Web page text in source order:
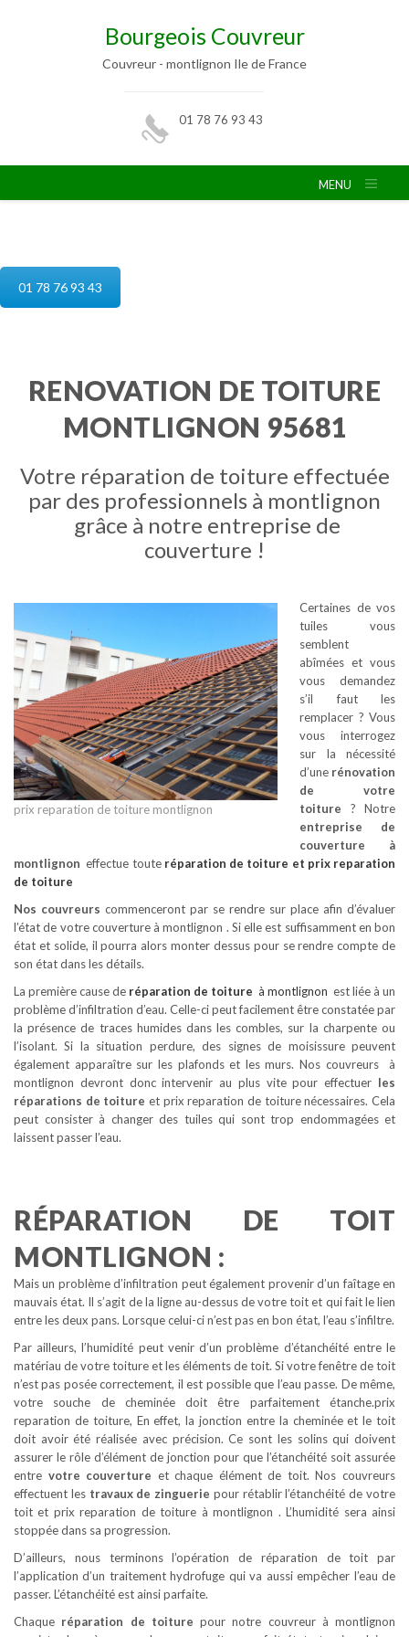
Bourgeois Couvreur
Couvreur - montlignon Ile de France
01 78 76 93 43
MENU
01 78 76 93 43
RENOVATION DE TOITURE
MONTLIGNON 95681
Votre réparation de toiture effectuée
par des professionnels à montlignon
grâce à notre entreprise de
couverture !
prix reparation de toiture montlignon
Certaines de vos
tuiles vous
semblent
abîmées et vous
vous demandez
s’il faut les
remplacer ? Vous
vous interrogez
sur la nécessité
d’une rénovation
de votre
toiture ? Notre
entreprise de
couverture à
montlignoneffectue toute réparation de toiture et prix reparation
de toiture
Nos couvreurs commenceront par se rendre sur place afin d’évaluer
l’état de votre couverture à montlignon . Si elle est suffisamment en bon
état et solide, il pourra alors monter dessus pour se rendre compte de
son état dans les détails.
La première cause de réparation de toiture à montlignon est liée à un
problème d’infiltration d’eau. Celle-ci peut facilement être constatée par
la présence de traces humides dans les combles, sur la charpente ou
l’isolant. Si la situation perdure, des signes de moisissure peuvent
également apparaître sur les plafonds et les murs. Nos couvreurs à
montlignon devront donc intervenir au plus vite pour effectuer les
réparations de toiture et prix reparation de toiture nécessaires. Cela
peut consister à changer des tuiles qui sont trop endommagées et
laissent passer l’eau.
RÉPARATION DE TOIT
MONTLIGNON :
Mais un problème d’infiltration peut également provenir d’un faîtage en
mauvais état. Il s’agit de la ligne au-dessus de votre toit et qui fait le lien
entre les deux pans. Lorsque celui-ci n’est pas en bon état, l’eau s’infiltre.
Par ailleurs, l’humidité peut venir d’un problème d’étanchéité entre le
matériau de votre toiture et les éléments de toit. Si votre fenêtre de toit
n’est pas posée correctement, il est possible que l’eau passe. De même,
votre souche de cheminée doit être parfaitement étanche.prix
reparation de toiture, En effet, la jonction entre la cheminée et le toit
doit avoir été réalisée avec précision. Ce sont les solins qui doivent
assurer le rôle d’élément de jonction pour que l’étanchéité soit assurée
entre votre couverture et chaque élément de toit. Nos couvreurs
effectuent lestravaux de zinguerie pour rétablir l’étanchéité de votre
toit et prix reparation de toiture à montlignon . L’humidité sera ainsi
stoppée dans sa progression.
D’ailleurs, nous terminons l’opération de réparation de toit par
l’application d’un traitement hydrofuge qui va aussi empêcher l’eau de
passer. L’étanchéité est ainsi parfaite.
Chaque réparation de toiture pour notre couvreur à montlignon